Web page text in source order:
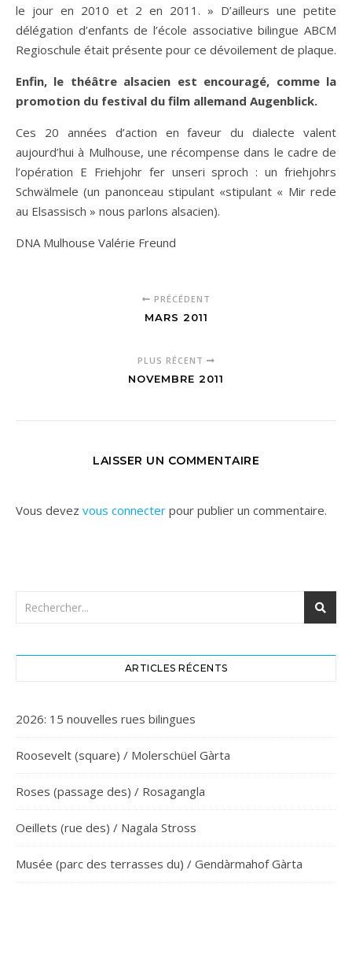
le jour en 2010 et 2 en 2011. » D’ailleurs une petite
délégation d’enfants de l’école associative bilingue ABCM
Regioschule était présente pour ce dévoilement de plaque.
Enfin, le théâtre alsacien est encouragé, comme la
promotion du festival du film allemand Augenblick.
Ces 20 années d’action en faveur du dialecte valent
aujourd’hui à Mulhouse, une récompense dans le cadre de
l’opération E Friehjohr fer unseri sproch : un friehjohrs
Schwälmele (un panonceau stipulant «stipulant « Mir rede
au Elsassisch » nous parlons alsacien).
DNA Mulhouse Valérie Freund
PRÉCÉDENT
MARS 2011
PLUS RÉCENT
NOVEMBRE 2011
LAISSER UN COMMENTAIRE
Vous devez vous connecter pour publier un commentaire.
ARTICLES RÉCENTS
2026: 15 nouvelles rues bilingues
Roosevelt (square) / Molerschüel Gàrta
Roses (passage des) / Rosagangla
Oeillets (rue des) / Nagala Stross
Musée (parc des terrasses du) / Gendàrmahof Gàrta